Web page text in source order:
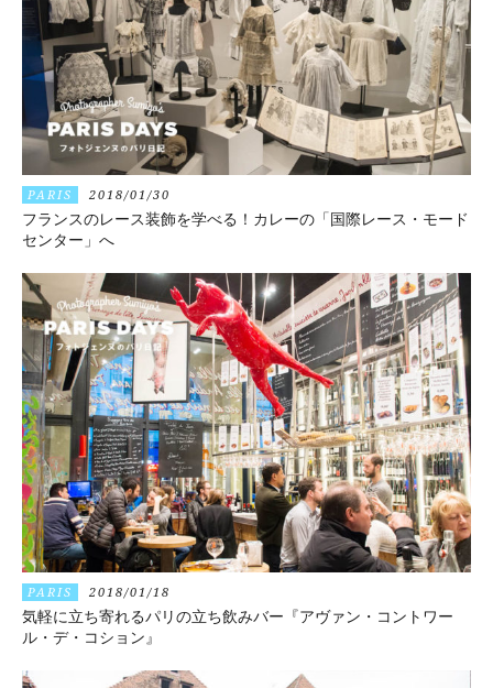
PARIS 2018/01/30
フランスのレース装飾を学べる！カレーの「国際レース・モード
センター」へ
PARIS 2018/01/18
気軽に立ち寄れるパリの立ち飲みバー『アヴァン・コントワー
ル・デ・コション』